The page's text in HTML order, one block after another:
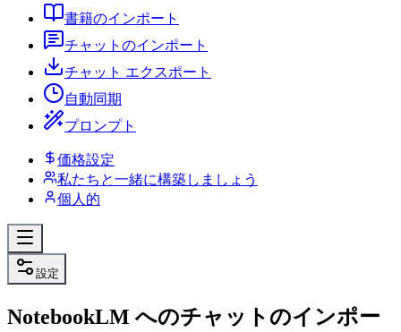
書籍のインポート
チャットのインポート
チャット エクスポート
自動同期
プロンプト
価格設定
私たちと一緒に構築しましょう
個人的
設定
NotebookLM へのチャットのインポー